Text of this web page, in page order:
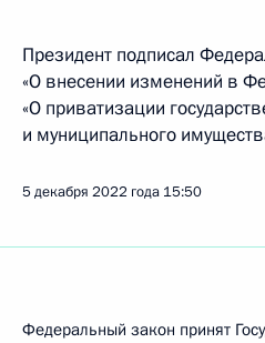
Президент подписал
«О внесении изменений в
«О приватизации
и муниципального
5 декабря 2022 года 15:50
Федеральный закон принят